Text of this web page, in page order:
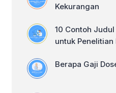
Kekurangan
10 Contoh
untuk
Berapa Gaji